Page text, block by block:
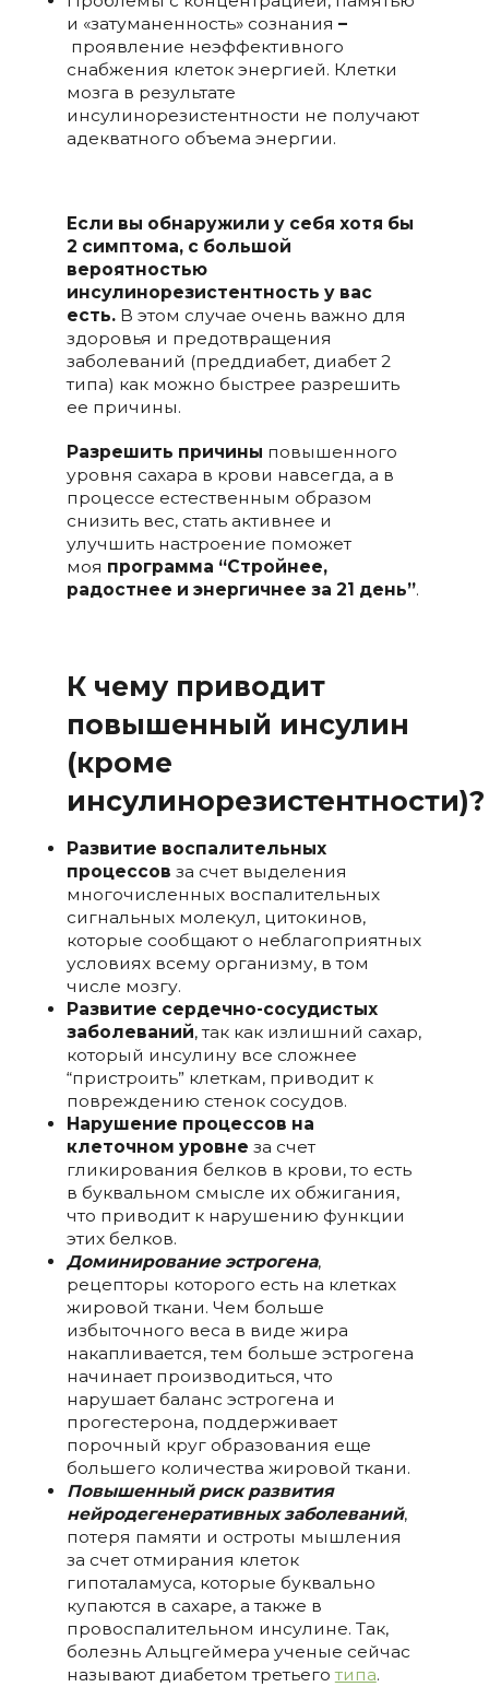
и «затуманенность» сознания –
проявление неэффективного
снабжения клеток энергией. Клетки
мозга в результате
инсулинорезистентности не получают
адекватного объема энергии.
Если вы обнаружили у себя хотя бы
2 симптома, с большой
вероятностью
инсулинорезистентность у вас
есть. В этом случае очень важно для
здоровья и предотвращения
заболеваний (преддиабет, диабет 2
типа) как можно быстрее разрешить
ее причины.
Разрешить причины повышенного
уровня сахара в крови навсегда, а в
процессе естественным образом
снизить вес, стать активнее и
улучшить настроение поможет
моя программа “Стройнее,
радостнее и энергичнее за 21 день”.
К чему приводит
повышенный инсулин
(кроме
инсулинорезистентности)?
Развитие воспалительных
процессов за счет выделения
многочисленных воспалительных
сигнальных молекул, цитокинов,
которые сообщают о неблагоприятных
условиях всему организму, в том
числе мозгу.
Развитие сердечно-сосудистых
заболеваний, так как излишний сахар,
который инсулину все сложнее
“пристроить” клеткам, приводит к
повреждению стенок сосудов.
Нарушение процессов на
клеточном уровне за счет
гликирования белков в крови, то есть
в буквальном смысле их обжигания,
что приводит к нарушению функции
этих белков.
Доминирование эстрогена,
рецепторы которого есть на клетках
жировой ткани. Чем больше
избыточного веса в виде жира
накапливается, тем больше эстрогена
начинает производиться, что
нарушает баланс эстрогена и
прогестерона, поддерживает
порочный круг образования еще
большего количества жировой ткани.
Повышенный риск развития
нейродегенеративных заболеваний,
потеря памяти и остроты мышления
за счет отмирания клеток
гипоталамуса, которые буквально
купаются в сахаре, а также в
провоспалительном инсулине. Так,
болезнь Альцгеймера ученые сейчас
называют диабетом третьеготипа.